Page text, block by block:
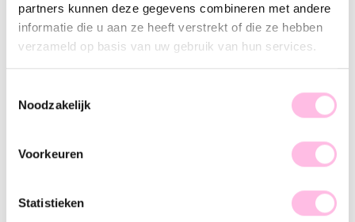
partners kunnen deze gegevens combineren met andere
informatie die u aan ze heeft verstrekt of die ze hebben
verzameld op basis van uw gebruik van hun services.
Noodzakelijk
Voorkeuren
Statistieken
Omschrijving Kenmerk SKU
andere oorringen. Ben jij toch meer fan van less is more? Dan